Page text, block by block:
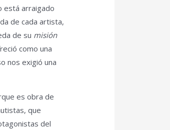
está arraigado
de cada artista,
de su misión
como una
nos exigió una
es obra de
que
del